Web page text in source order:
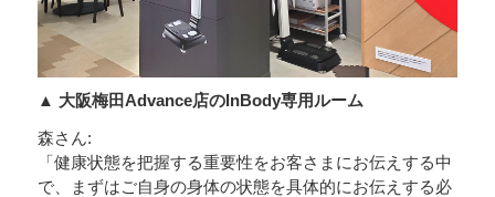
▲ 大阪梅田Advance店のInBody専用ルーム
森さん:
「健康状態を把握する重要性をお客さまにお伝えする中
で、まずはご自身の身体の状態を具体的にお伝えする必